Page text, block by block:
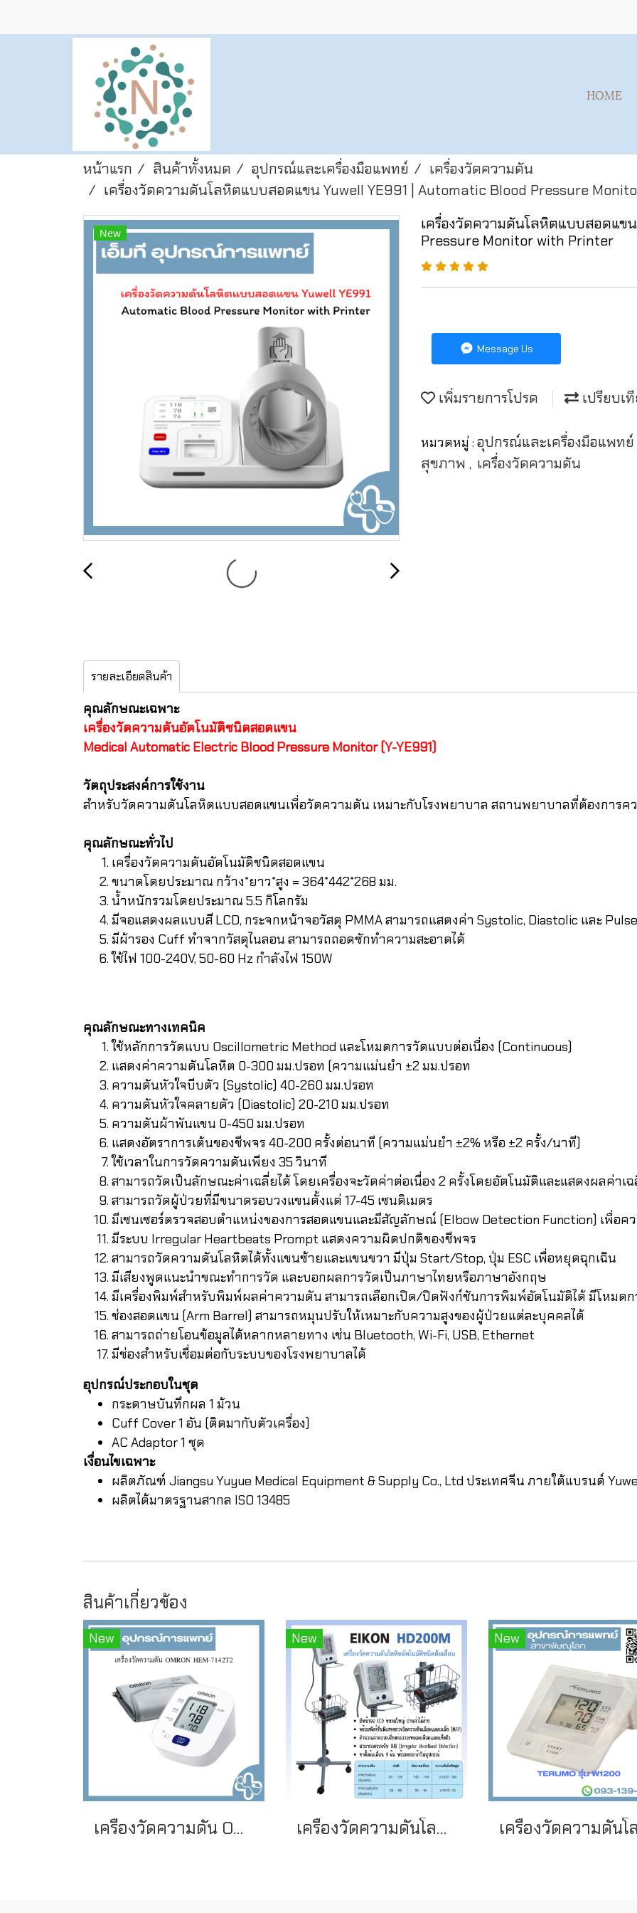
HOME
หน้าแรก สินค้าทั้งหมด อุปกรณ์และเครื่องมือแพทย์
เครื่องวัดความดัน
เครื่องวัดความดันโลหิตแบบสอดแขน Yuwell YE991 | Automatic Blood Pressure
New
เครื่องวัดความดันโลหิตแบบสอดแข
Pressure Monitor with Printer
Message Us
เพิ่มรายการโปรด เปรียบเ
หมวดหมู่ : อุปกรณ์และเครื่องมือแพทย์
สุขภาพ , เครื่องวัดความดัน
รายละเอียดสินค้า
คุณลักษณะเฉพาะ
เครื่องวัดความดันอัตโนมัติชนิดสอดแขน
Medical Automatic Electric Blood Pressure Monitor (Y-YE991)
วัตถุประสงค์การใช้งาน
สำหรับวัดความดันโลหิตแบบสอดแขนเพื่อวัดความดัน เหมาะกับโรงพยาบาล สถานพยาบาลที่ต้องการคว
คุณลักษณะทั่วไป
เครื่องวัดความดันอัตโนมัติชนิดสอดแขน
ขนาดโดยประมาณ กว้าง*ยาว*สูง = 364*442*268 มม.
น้ำหนักรวมโดยประมาณ 5.5 กิโลกรัม
มีจอแสดงผลแบบสี LCD, กระจกหน้าจอวัสดุ PMMA สามารถแสดงค่า Systolic, Diastolic และ
มีผ้ารอง Cuff ทำจากวัสดุไนลอน สามารถถอดซักทำความสะอาดได้
ใช้ไฟ 100-240V, 50-60 Hz กำลังไฟ 150W
คุณลักษณะทางเทคนิค
ใช้หลักการวัดแบบ Oscillometric Method และโหมดการวัดแบบต่อเนื่อง (Continuous)
แสดงค่าความดันโลหิต 0-300 มม.ปรอท (ความแม่นยำ ±2 มม.ปรอท
ความดันหัวใจบีบตัว (Systolic) 40-260 มม.ปรอท
ความดันหัวใจคลายตัว (Diastolic) 20-210 มม.ปรอท
ความดันผ้าพันแขน 0-450 มม.ปรอท
แสดงอัตราการเต้นของชีพจร 40-200 ครั้งต่อนาที (ความแม่นยำ ±2% หรือ ±2 ครั้ง/นาที)
ใช้เวลาในการวัดความดันเพียง 35 วินาที
สามารถวัดเป็นลักษณะค่าเฉลี่ยได้ โดยเครื่องจะวัดค่าต่อเนื่อง 2 ครั้งโดยอัตโนมัติและแสดงผลค่าเ
สามารถวัดผู้ป่วยที่มีขนาดรอบวงแขนตั้งแต่ 17-45 เซนติเมตร
มีเซนเซอร์ตรวจสอบตำแหน่งของการสอดแขนและมีสัญลักษณ์ (Elbow Detection Function) เพื่อค
มีระบบ Irregular Heartbeats Prompt แสดงความผิดปกติของชีพจร
สามารถวัดความดันโลหิตได้ทั้งแขนซ้ายและแขนขวา มีปุ่ม Start/Stop, ปุ่ม ESC เพื่อหยุดฉุกเฉิน
มีเสียงพูดแนะนำขณะทำการวัด และบอกผลการวัดเป็นภาษาไทยหรือภาษาอังกฤษ
มีเครื่องพิมพ์สำหรับพิมพ์ผลค่าความดัน สามารถเลือกเปิด/ปิดฟังก์ชันการพิมพ์อัตโนมัติได้ มีโหมด
ช่องสอดแขน (Arm Barrel) สามารถหมุนปรับให้เหมาะกับความสูงของผู้ป่วยแต่ละบุคคลได้
สามารถถ่ายโอนข้อมูลได้หลากหลายทาง เช่น Bluetooth, Wi-Fi, USB, Ethernet
มีช่องสำหรับเชื่อมต่อกับระบบของโรงพยาบาลได้
อุปกรณ์ประกอบในชุด
กระดาษบันทึกผล 1 ม้วน
Cuff Cover 1 อัน (ติดมากับตัวเครื่อง)
AC Adaptor 1 ชุด
เงื่อนไขเฉพาะ
ผลิตภัณฑ์ Jiangsu Yuyue Medical Equipment & Supply Co., Ltd ประเทศจีน ภายใต้แบรนด์
ผลิตได้มาตรฐานสากล ISO 13485
สินค้าเกี่ยวข้อง
New
เครื่องวัดความดัน OMRON HEM-7142T2
New
เครื่องวัดความดันโลหิตอัตโนมัติ ชนิดล้อเลื่อน ยี่ห้อ EIKON รุ่น HD200M
New